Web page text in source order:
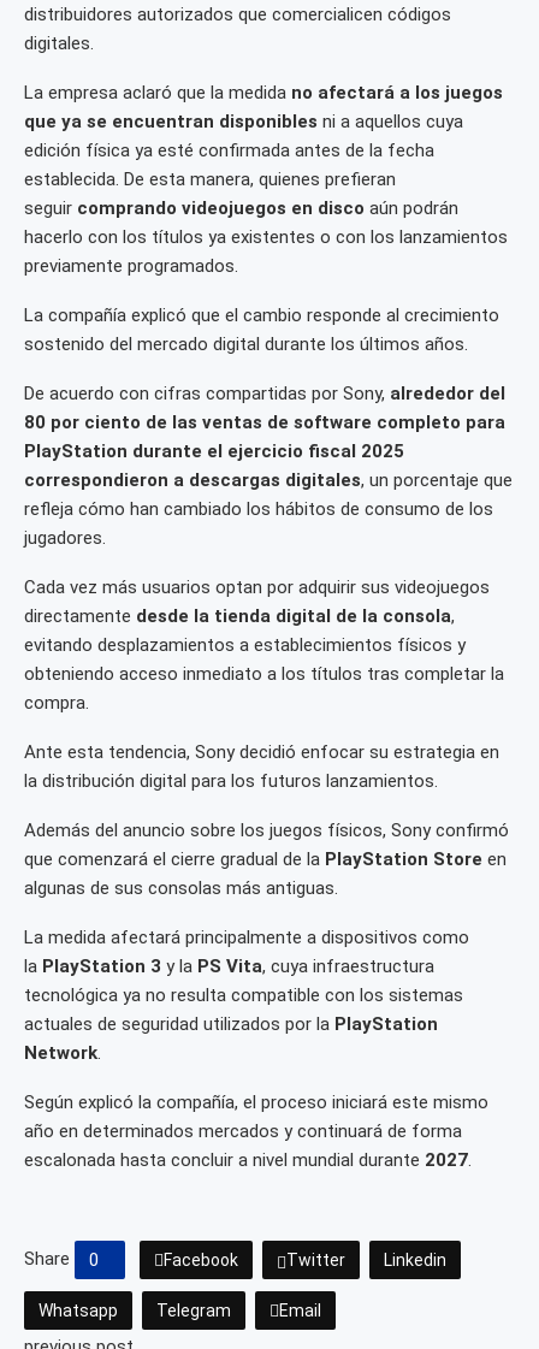
distribuidores autorizados que comercialicen códigos
digitales.
La empresa aclaró que la medida no afectará a los juegos
que ya se encuentran disponibles ni a aquellos cuya
edición física ya esté confirmada antes de la fecha
establecida. De esta manera, quienes prefieran
seguir comprando videojuegos en disco aún podrán
hacerlo con los títulos ya existentes o con los lanzamientos
previamente programados.
La compañía explicó que el cambio responde al crecimiento
sostenido del mercado digital durante los últimos años.
De acuerdo con cifras compartidas por Sony, alrededor del
80 por ciento de las ventas de software completo para
PlayStation durante el ejercicio fiscal 2025
correspondieron a descargas digitales, un porcentaje que
refleja cómo han cambiado los hábitos de consumo de los
jugadores.
Cada vez más usuarios optan por adquirir sus videojuegos
directamente desde la tienda digital de la consola,
evitando desplazamientos a establecimientos físicos y
obteniendo acceso inmediato a los títulos tras completar la
compra.
Ante esta tendencia, Sony decidió enfocar su estrategia en
la distribución digital para los futuros lanzamientos.
Además del anuncio sobre los juegos físicos, Sony confirmó
que comenzará el cierre gradual de la PlayStation Store en
algunas de sus consolas más antiguas.
La medida afectará principalmente a dispositivos como
la PlayStation 3 y la PS Vita, cuya infraestructura
tecnológica ya no resulta compatible con los sistemas
actuales de seguridad utilizados por la PlayStation
Network.
Según explicó la compañía, el proceso iniciará este mismo
año en determinados mercados y continuará de forma
escalonada hasta concluir a nivel mundial durante 2027.
Share 0 Facebook Twitter Linkedin
Whatsapp Telegram Email